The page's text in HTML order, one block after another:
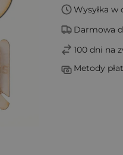
Wysyłka
Darmowa
100 dni na
Metody